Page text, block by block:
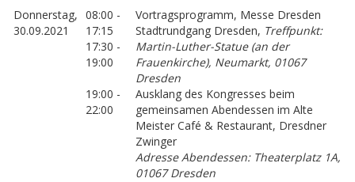
Donnerstag,
30.09.2021
08:00 -
17:15
17:30 -
19:00
19:00 -
22:00
Vortragsprogramm, Messe Dresden
Stadtrundgang Dresden, Treffpunkt:
Martin-Luther-Statue (an der
Frauenkirche), Neumarkt, 01067
Dresden
Ausklang des Kongresses beim
gemeinsamen Abendessen im Alte
Meister Café & Restaurant, Dresdner
Zwinger
Adresse Abendessen: Theaterplatz 1A,
01067 Dresden